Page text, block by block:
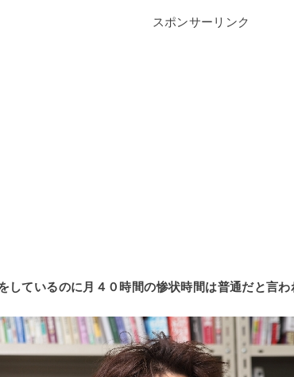
スポンサーリンク
しているのに月４０時間の惨状時間は普通だと言